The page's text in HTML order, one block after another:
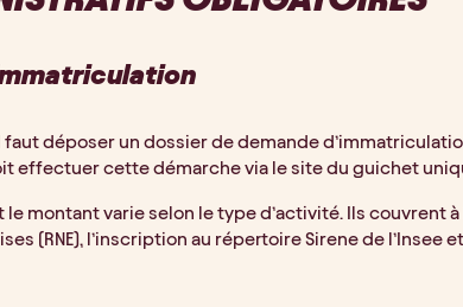
faut déposer un dossier de demande
effectuer cette démarche via le site du guichet
montant varie selon le type d’activité. Ils couvrent à
(RNE), l’inscription au répertoire Sirene de l’Insee